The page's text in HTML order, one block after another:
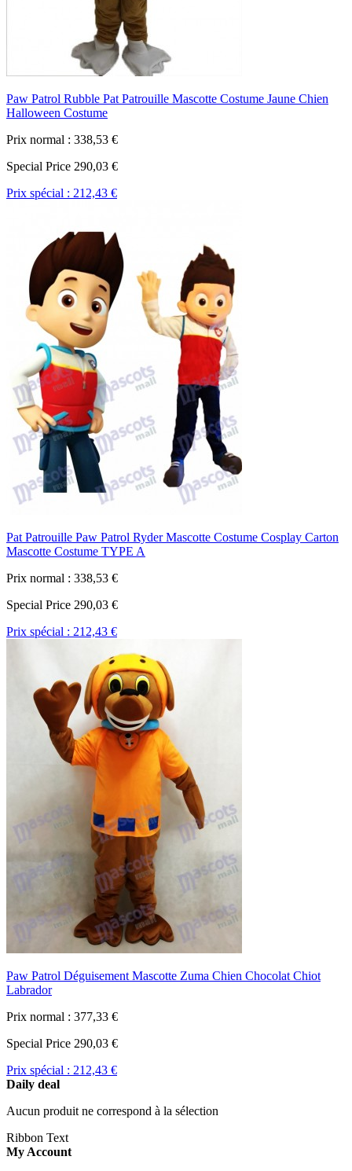
Paw Patrol Rubble Pat Patrouille Mascotte Costume Jaune Chien
Halloween Costume
Prix normal : 338,53 €
Special Price 290,03 €
Prix spécial : 212,43 €
Pat Patrouille Paw Patrol Ryder Mascotte Costume Cosplay Carton
Mascotte Costume TYPE A
Prix normal : 338,53 €
Special Price 290,03 €
Prix spécial : 212,43 €
Paw Patrol Déguisement Mascotte Zuma Chien Chocolat Chiot
Labrador
Prix normal : 377,33 €
Special Price 290,03 €
Prix spécial : 212,43 €
Daily deal
Aucun produit ne correspond à la sélection
Ribbon Text
My Account